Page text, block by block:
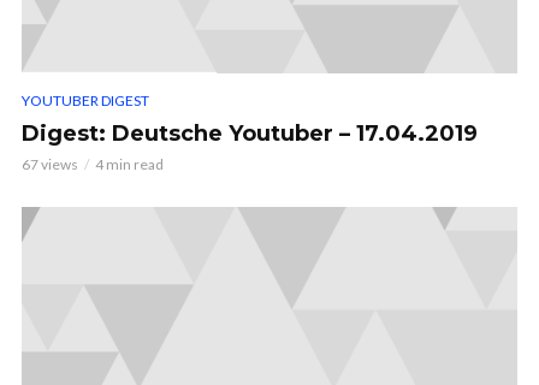
YOUTUBER DIGEST
Digest: Deutsche Youtuber – 17.04.2019
67 views 4 min read